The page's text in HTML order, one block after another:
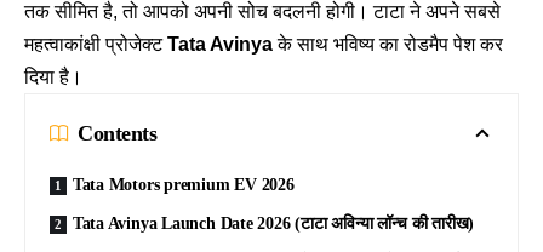
तक सीमित है, तो आपको अपनी सोच बदलनी होगी। टाटा ने अपने सबसे
महत्वाकांक्षी प्रोजेक्टTata Avinyaके साथ भविष्य का रोडमैप पेश कर
दिया है।
Contents
Tata Motors premium EV 2026
Tata Avinya Launch Date 2026 (टाटा अविन्या लॉन्च की तारीख)